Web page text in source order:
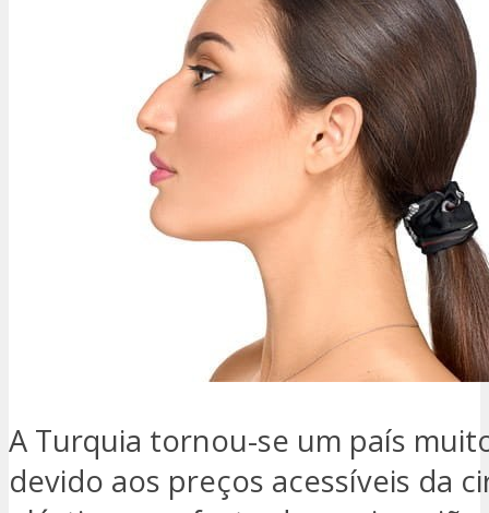
A Turquia tornou-se um país
devido aos preços acessíveis da